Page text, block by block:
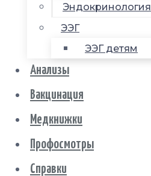
Эндокринология
ЭЭГ
ЭЭГ детям
Анализы
Вакцинация
Медкнижки
Профосмотры
Справки